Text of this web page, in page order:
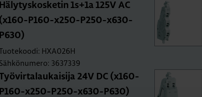
Hä­ly­tys­kos­ke­tin 1s+1a 125V AC
(x160-P160-x250-P250-x630-
P630)
HXA026H
Sähkönumero: 3637339
24V DC (x160-
P160-x250-P250-x630-P630)